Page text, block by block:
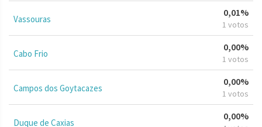
Vassouras
0,01%
1 votos
Cabo Frio
0,00%
1 votos
Campos dos Goytacazes
0,00%
1 votos
Duque de Caxias
0,00%